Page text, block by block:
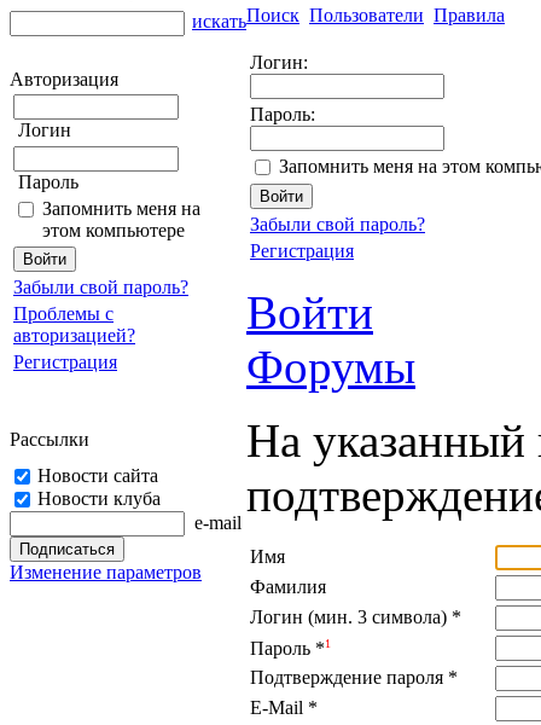
искать
Авторизация
Логин
Пароль
Запомнить меня на
этом компьютере
Забыли свой пароль?
Проблемы с
авторизацией?
Регистрация
Рассылки
Новости сайта
Новости клуба
e-mail
Изменение параметров
Поиск Пользователи Правила
Логин:
Пароль:
Запомнить меня на этом
Забыли свой пароль?
Регистрация
Войти
Форумы
На указанный
Имя
Фамилия
Логин (мин. 3 символа) *
Пароль *1
Подтверждение пароля *
E-Mail *